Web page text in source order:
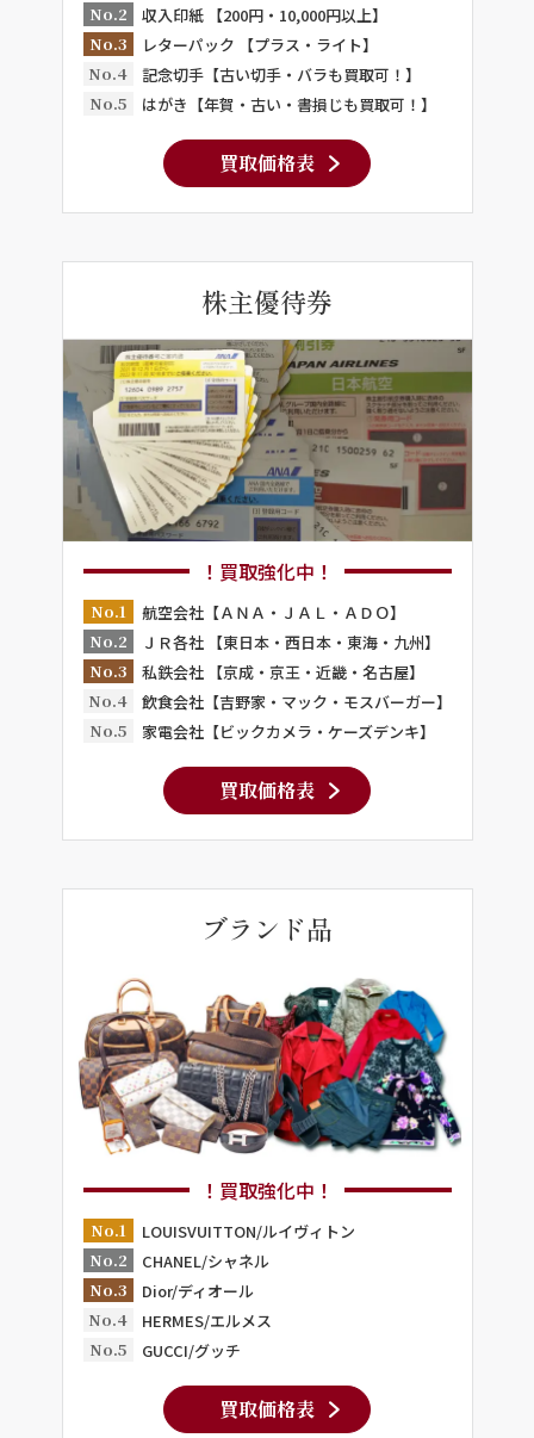
No.2
収入印紙 【200円・10,000円以上】
No.3
レターパック 【プラス・ライト】
No.4
記念切手【古い切手・バラも買取可！】
No.5
はがき【年賀・古い・書損じも買取可！】
買取価格表
株主優待券
！買取強化中！
No.1
航空会社【ＡＮＡ・ＪＡＬ・ＡＤＯ】
No.2
ＪＲ各社 【東日本・西日本・東海・九州】
No.3
私鉄会社 【京成・京王・近畿・名古屋】
No.4
飲食会社【吉野家・マック・モスバーガー】
No.5
家電会社【ビックカメラ・ケーズデンキ】
買取価格表
ブランド品
！買取強化中！
No.1
LOUISVUITTON/ルイヴィトン
No.2
CHANEL/シャネル
No.3
Dior/ディオール
No.4
HERMES/エルメス
No.5
GUCCI/グッチ
買取価格表